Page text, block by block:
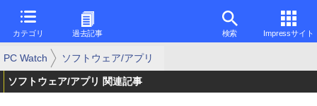
カテゴリ 過去記事 検索 Impressサイト
PC Watch ソフトウェア/アプリ
ソフトウェア/アプリ 関連記事